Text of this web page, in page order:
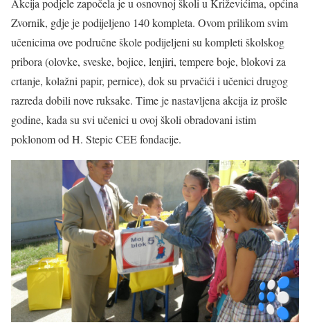
Akcija podjele započela je u osnovnoj školi u Križevićima, općina
Zvornik, gdje je podijeljeno 140 kompleta. Ovom prilikom svim
učenicima ove područne škole podijeljeni su kompleti školskog
pribora (olovke, sveske, bojice, lenjiri, tempere boje, blokovi za
crtanje, kolažni papir, pernice), dok su prvačići i učenici drugog
razreda dobili nove ruksake. Time je nastavljena akcija iz prošle
godine, kada su svi učenici u ovoj školi obradovani istim
poklonom od H. Stepic CEE fondacije.